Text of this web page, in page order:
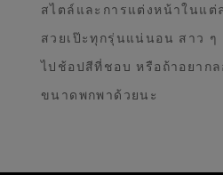
สไตล์และการแต่งหน้าในแต่
สวยเป๊ะทุกรุ่นแน่นอน สาว
ไปช้อปสีที่ชอบ หรือถ้าอยากล
ขนาดพกพาด้วยนะ